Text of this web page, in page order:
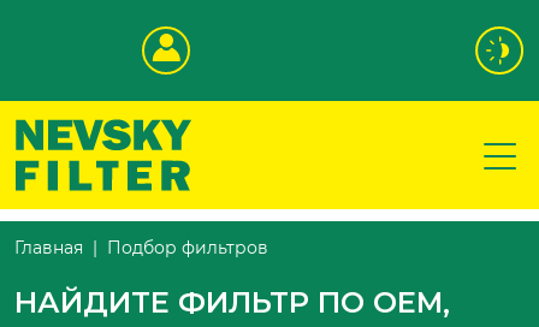
Главная Подбор фильтров
НАЙДИТЕ ФИЛЬТР ПО OEM,